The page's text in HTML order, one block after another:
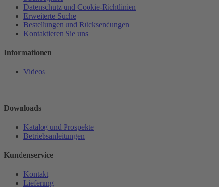
Datenschutz und Cookie-Richtlinien
Erweiterte Suche
Bestellungen und Rücksendungen
Kontaktieren Sie uns
Informationen
Videos
Downloads
Katalog und Prospekte
Betriebsanleitungen
Kundenservice
Kontakt
Lieferung